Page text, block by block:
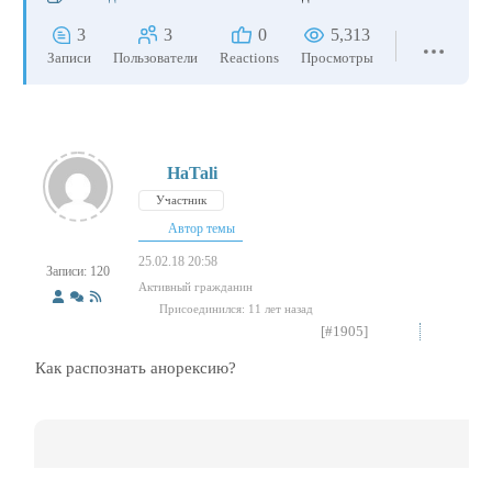
3
Записи
3
Пользователи
0
Reactions
5,313
Просмотры
Записи: 120
HaTali
Участник
Автор темы
25.02.18 20:58
Активный гражданин
Присоединился: 11 лет назад
[#1905]
Как распознать анорексию?